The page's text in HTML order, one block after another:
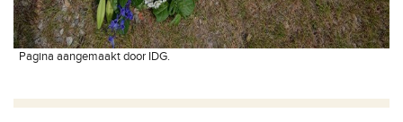
Pagina aangemaakt door IDG.